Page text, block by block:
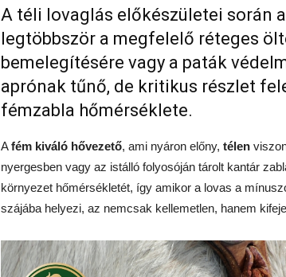
A téli lovaglás előkészületei során
legtöbbször a megfelelő réteges
bemelegítésére vagy a paták
aprónak tűnő, de kritikus részlet
fémzabla hőmérséklete.
Afém kiváló hővezető, ami nyáron előny, télen
nyergesben vagy az istálló folyosóján tárolt kantár
környezet hőmérsékletét, így amikor a lovas a
szájába helyezi, az nemcsak kellemetlen, hanem